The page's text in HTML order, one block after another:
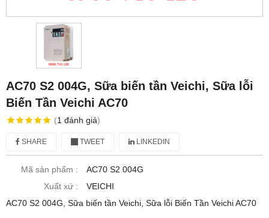
AC70 S2 004G, Sữa biến tần Veichi, Sữa lỗi
Biến Tần Veichi AC70
(1 đánh giá)
SHARE TWEET LINKEDIN
Mã sản phẩm :
AC70 S2 004G
Xuất xứ :
VEICHI
AC70 S2 004G, Sữa biến tần Veichi, Sữa lỗi Biến Tần Veichi AC70